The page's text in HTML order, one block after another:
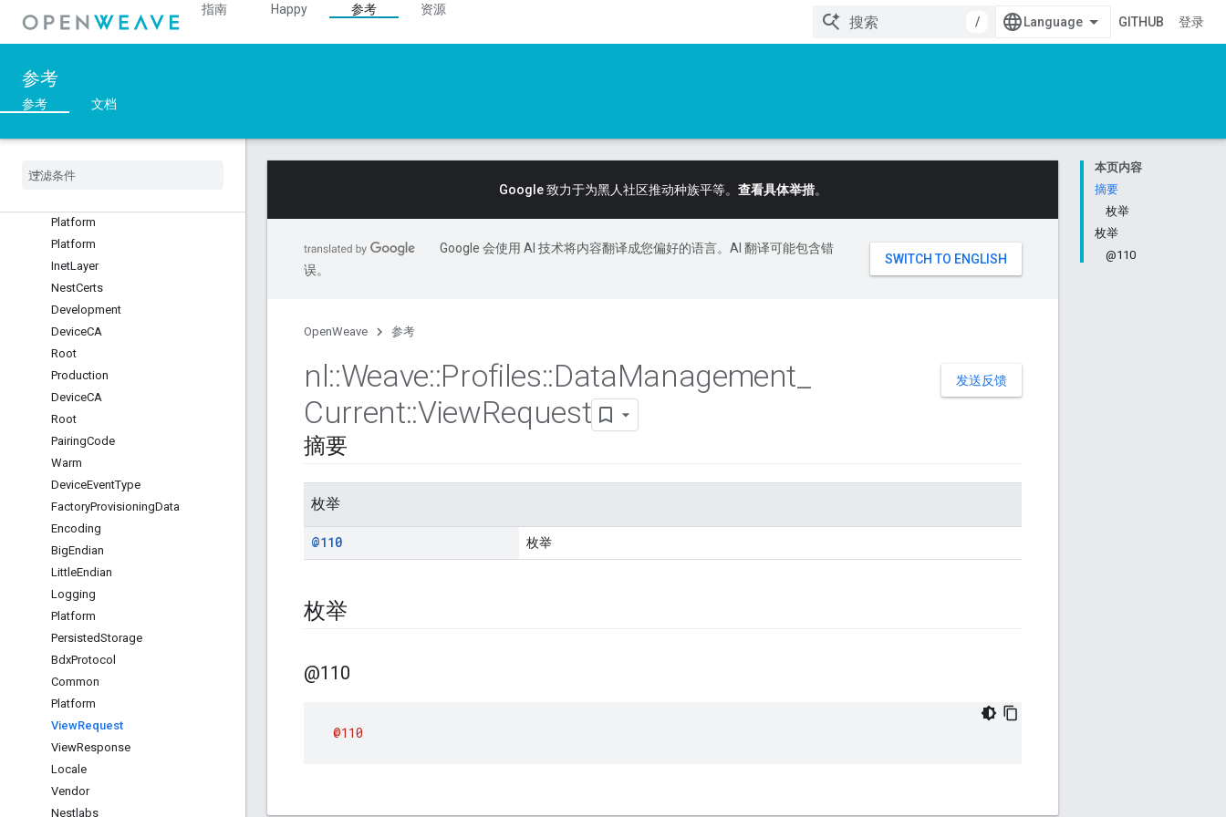
指南 Happy 参考
资源
/
GITHUB 登录
参考
参考 文档
C++
Modules
Platform
Platform
InetLayer
NestCerts
Development
DeviceCA
Root
Production
DeviceCA
Root
PairingCode
Warm
DeviceEventType
FactoryProvisioningData
Encoding
BigEndian
LittleEndian
Logging
Platform
PersistedStorage
BdxProtocol
Common
Platform
ViewRequest
ViewResponse
Locale
Vendor
Nestlabs
本页内容
摘要
枚举
枚举
@110
Google 致力于为黑人社区推动种族平等。 查看具体举措。
Google 会使用 AI 技术将内容翻译成您偏好的语言。AI 翻译可能包含错
误。
OpenWeave 参考
发送反馈
nl::Weave::Profiles::DataManagement
Current::ViewRequest
摘要
枚举
@110 枚举
枚举
@110
@110